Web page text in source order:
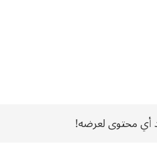
أي محتوى لعرضه!